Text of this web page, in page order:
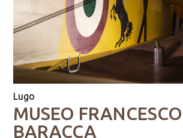
Lugo
MUSEO FRANCESCO
BARACCA